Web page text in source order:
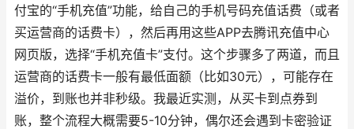
付宝的“手机充值”功能，给自己的手机号码充值话费（或者
买运营商的话费卡），然后再用这些APP去腾讯充值中心
网页版，选择“手机充值卡”支付。这个步骤多了两道，而且
运营商的话费卡一般有最低面额（比如30元），可能存在
溢价，到账也并非秒级。我最近实测，从买卡到点券到
账，整个流程大概需要5-10分钟，偶尔还会遇到卡密验证